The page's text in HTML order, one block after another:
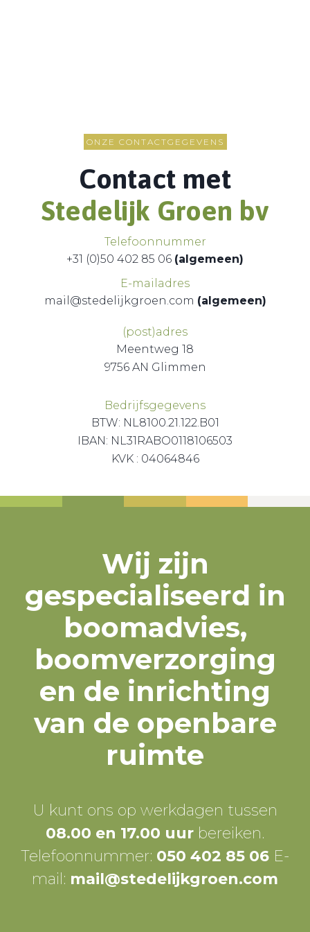
ONZE CONTACTGEGEVENS
Contact met
Stedelijk Groen bv
Telefoonnummer
+31 (0)50 402 85 06 (algemeen)
E-mailadres
mail@stedelijkgroen.com (algemeen)
(post)adres
Meentweg 18
9756 AN Glimmen
Bedrijfsgegevens
BTW: NL8100.21.122.B01
IBAN: NL31RABO0118106503
KVK : 04064846
Wij zijn
gespecialiseerd in
boomadvies,
boomverzorging
en de inrichting
van de openbare
ruimte
U kunt ons op werkdagen tussen
08.00 en 17.00 uur bereiken.
Telefoonnummer: 050 402 85 06 E-
mail: mail@stedelijkgroen.com